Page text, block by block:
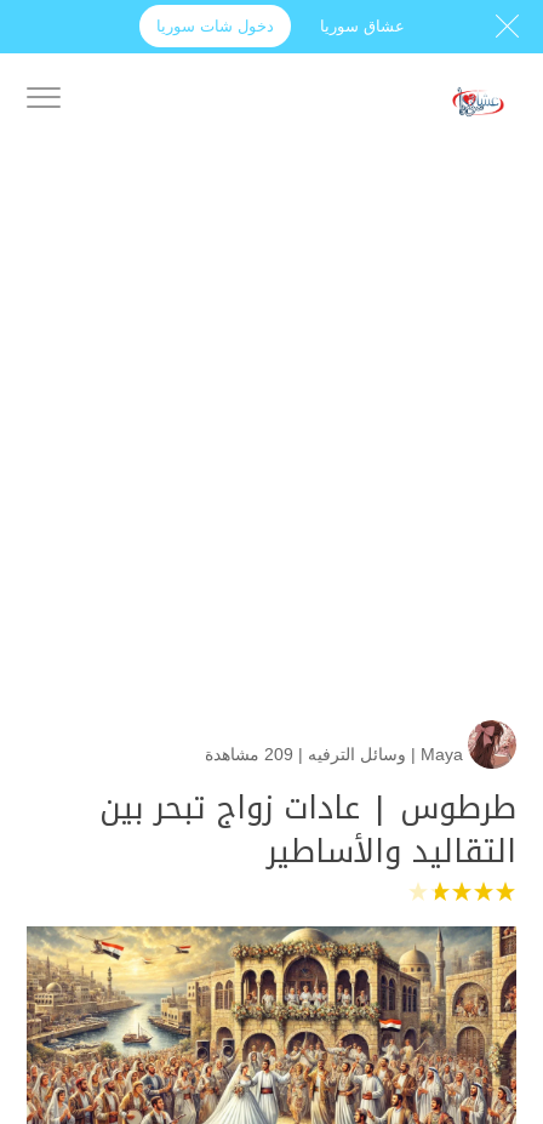
عشاق سوريا دخول شات سوريا
Maya
| وسائل الترفيه | 209 مشاهدة
طرطوس | عادات زواج تبحر بين
التقاليد والأساطير